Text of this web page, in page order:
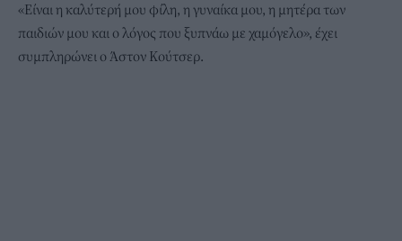
«Είναι η καλύτερή μου φίλη, η γυναίκα μου, η μητέρα των
παιδιών μου και ο λόγος που ξυπνάω με χαμόγελο», έχει
συμπληρώνει ο Άστον Κούτσερ.